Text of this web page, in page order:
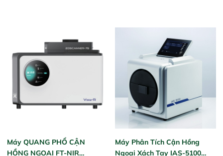
thức ăn chăn nuôi, nguyên liệu
thực phẩm, nông sản,..
năng theo dõi thông số theo thời
gian thực và trực quan hóa dữ
liệu để tăng chỉ số ROI cho doanh
Máy QUANG PHỔ CẬN
HỒNG NGOẠI FT-NIR
Máy Phân Tích Cận Hồng
Ngoại Xách Tay IAS-5100